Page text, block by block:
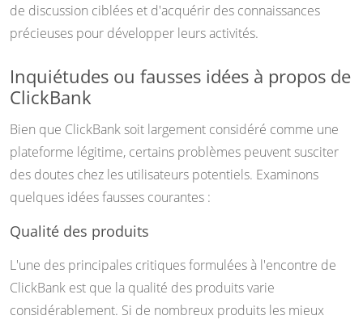
de discussion ciblées et d'acquérir des connaissances
précieuses pour développer leurs activités.
Inquiétudes ou fausses idées à propos de
ClickBank
Bien que ClickBank soit largement considéré comme une
plateforme légitime, certains problèmes peuvent susciter
des doutes chez les utilisateurs potentiels. Examinons
quelques idées fausses courantes :
Qualité des produits
L'une des principales critiques formulées à l'encontre de
ClickBank est que la qualité des produits varie
considérablement. Si de nombreux produits les mieux